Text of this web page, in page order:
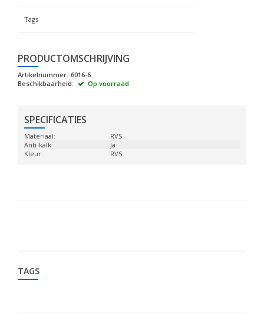
Tags
PRODUCTOMSCHRIJVING
Artikelnummer: 6016-6
Beschikbaarheid:
Op voorraad
SPECIFICATIES
Materiaal:
RVS
Anti-kalk:
Ja
Kleur:
RVS
TAGS